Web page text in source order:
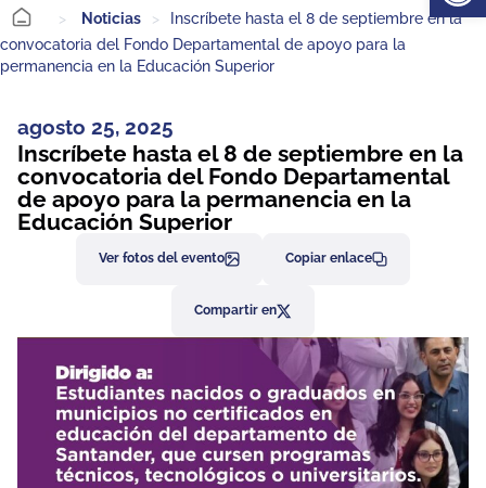
> Noticias >
Inscríbete hasta el 8 de septiembre en la
convocatoria del Fondo Departamental de apoyo para la
permanencia en la Educación Superior
agosto 25, 2025
Inscríbete hasta el 8 de septiembre en la
convocatoria del Fondo Departamental
de apoyo para la permanencia en la
Educación Superior
Ver fotos del evento Copiar enlace
Compartir en